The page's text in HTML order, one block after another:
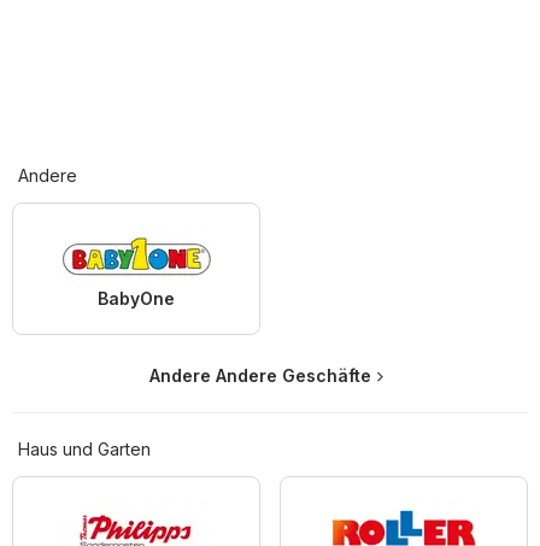
Andere
BabyOne
Andere Andere Geschäfte
Haus und Garten